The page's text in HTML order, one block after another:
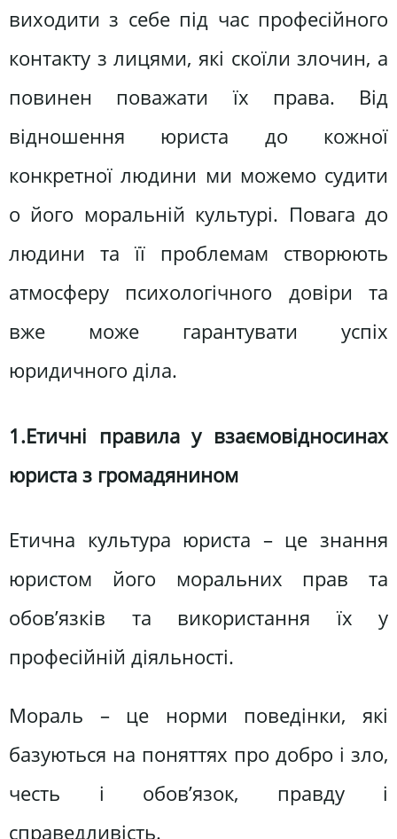
виходити з себе під час професійного
контакту з лицями, які скоїли злочин, а
повинен поважати їх права. Від
відношення юриста до кожної
конкретної людини ми можемо судити
о його моральній культурі. Повага до
людини та її проблемам створюють
атмосферу психологічного довіри та
вже може гарантувати успіх
юридичного діла.
1.Етичні правила у взаємовідносинах
юриста з громадянином
Етична культура юриста – це знання
юристом його моральних прав та
обов’язків та використання їх у
професійній діяльності.
Мораль – це норми поведінки, які
базуються на поняттях про добро і зло,
честь і обов’язок, правду і
справедливість.